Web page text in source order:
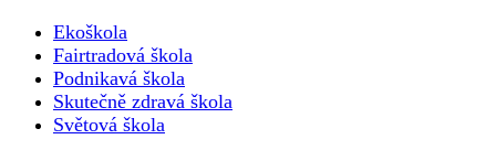
Ekoškola
Fairtradová škola
Podnikavá škola
Skutečně zdravá škola
Světová škola